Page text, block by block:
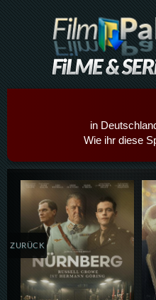
in
Wie ihr diese
Details,Play
ZURÜCK